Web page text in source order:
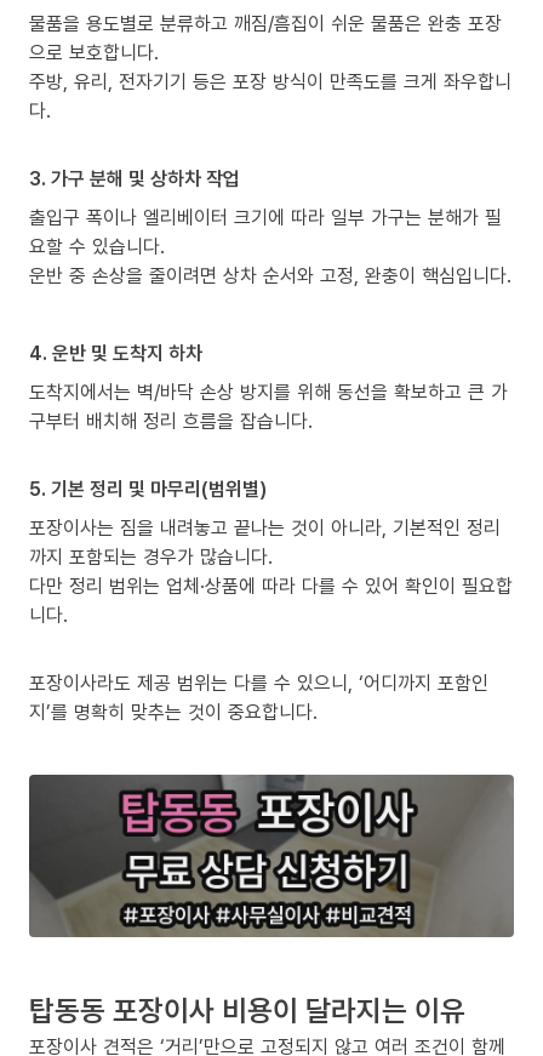
물품을 용도별로 분류하고 깨짐/흠집이 쉬운 물품은 완충 포장
으로 보호합니다.
주방, 유리, 전자기기 등은 포장 방식이 만족도를 크게 좌우합니
다.
3. 가구 분해 및 상하차 작업
출입구 폭이나 엘리베이터 크기에 따라 일부 가구는 분해가 필
요할 수 있습니다.
운반 중 손상을 줄이려면 상차 순서와 고정, 완충이 핵심입니다.
4. 운반 및 도착지 하차
도착지에서는 벽/바닥 손상 방지를 위해 동선을 확보하고 큰 가
구부터 배치해 정리 흐름을 잡습니다.
5. 기본 정리 및 마무리(범위별)
포장이사는 짐을 내려놓고 끝나는 것이 아니라, 기본적인 정리
까지 포함되는 경우가 많습니다.
다만 정리 범위는 업체·상품에 따라 다를 수 있어 확인이 필요합
니다.
포장이사라도 제공 범위는 다를 수 있으니, ‘어디까지 포함인
지’를 명확히 맞추는 것이 중요합니다.
탑동동 포장이사 비용이 달라지는 이유
포장이사 견적은 ‘거리’만으로 고정되지 않고 여러 조건이 함께